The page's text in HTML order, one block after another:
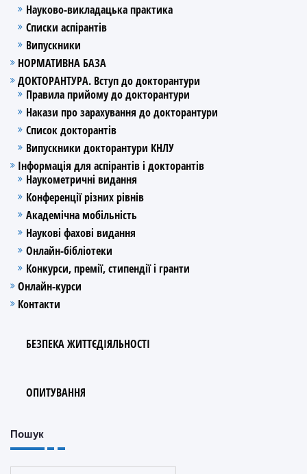
Науково-викладацька практика
Списки аспірантів
Випускники
НОРМАТИВНА БАЗА
ДОКТОРАНТУРА. Вступ до докторантури
Правила прийому до докторантури
Накази про зарахування до докторантури
Список докторантів
Випускники докторантури КНЛУ
Інформація для аспірантів і докторантів
Наукометричні видання
Конференції різних рівнів
Академічна мобільність
Наукові фахові видання
Онлайн-бібліотеки
Конкурси, премії, стипендії і гранти
Онлайн-курси
Контакти
БЕЗПЕКА ЖИТТЄДІЯЛЬНОСТІ
ОПИТУВАННЯ
Пошук